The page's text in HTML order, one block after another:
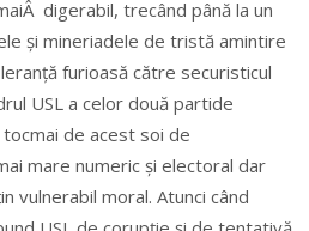
digerabil, trecând până la un
și mineriadele de tristă amintire
furioasă către securisticul
USL a celor două partide
de acest soi de
mare numeric și electoral dar
vulnerabil moral. Atunci când